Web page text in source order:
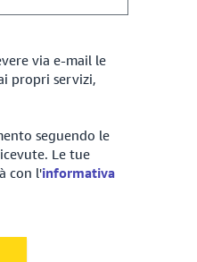
via e-mail le
propri servizi,
seguendo le
Le tue
con l'informativa